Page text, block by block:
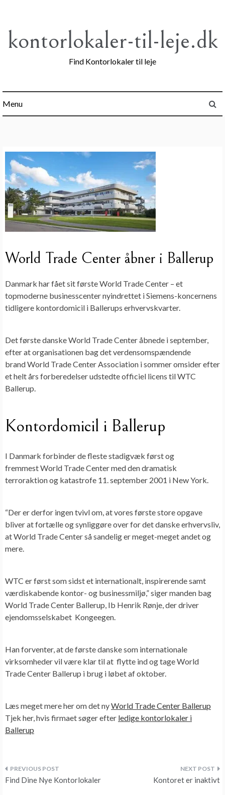
content
kontorlokaler-til-leje.dk
Find Kontorlokaler til leje
Menu
World Trade Center åbner i Ballerup
Danmark har fået sit første World Trade Center – et
topmoderne businesscenter nyindrettet i Siemens-koncernens
tidligere kontordomicil i Ballerups erhvervskvarter.
Det første danske World Trade Center åbnede i september,
efter at organisationen bag det verdensomspændende
brand World Trade Center Association i sommer omsider efter
et helt års forberedelser udstedte officiel licens til WTC
Ballerup.
Kontordomicil i Ballerup
I Danmark forbinder de fleste stadigvæk først og
fremmest World Trade Center med den dramatisk
terroraktion og katastrofe 11. september 2001 i New York.
“Der er derfor ingen tvivl om, at vores første store opgave
bliver at fortælle og synliggøre over for det danske erhvervsliv,
at World Trade Center så sandelig er meget-meget andet og
mere.
WTC er først som sidst et internationalt, inspirerende samt
værdiskabende kontor- og businessmiljø,” siger manden bag
World Trade Center Ballerup, Ib Henrik Rønje, der driver
ejendomsselskabet Kongeegen.
Han forventer, at de første danske som internationale
virksomheder vil være klar til at flytte ind og tage World
Trade Center Ballerup i brug i løbet af oktober.
Læs meget mere her om det nyWorld Trade Center Ballerup
Tjek her, hvis firmaet søger efter ledige kontorlokaler i
Ballerup
Indlægsnavigation
Find Dine Nye Kontorlokaler Kontoret er inaktivt